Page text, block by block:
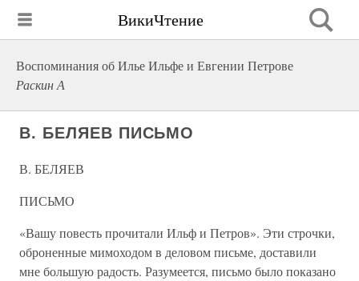
ВикиЧтение
Воспоминания об Илье Ильфе и Евгении Петрове
Раскин А
В. БЕЛЯЕВ ПИСЬМО
В. БЕЛЯЕВ
ПИСЬМО
«Вашу повесть прочитали Ильф и Петров». Эти строчки,
оброненные мимоходом в деловом письме, доставили
мне большую радость. Разумеется, письмо было показано